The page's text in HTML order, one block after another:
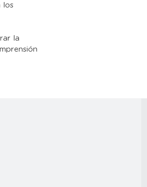
los
la